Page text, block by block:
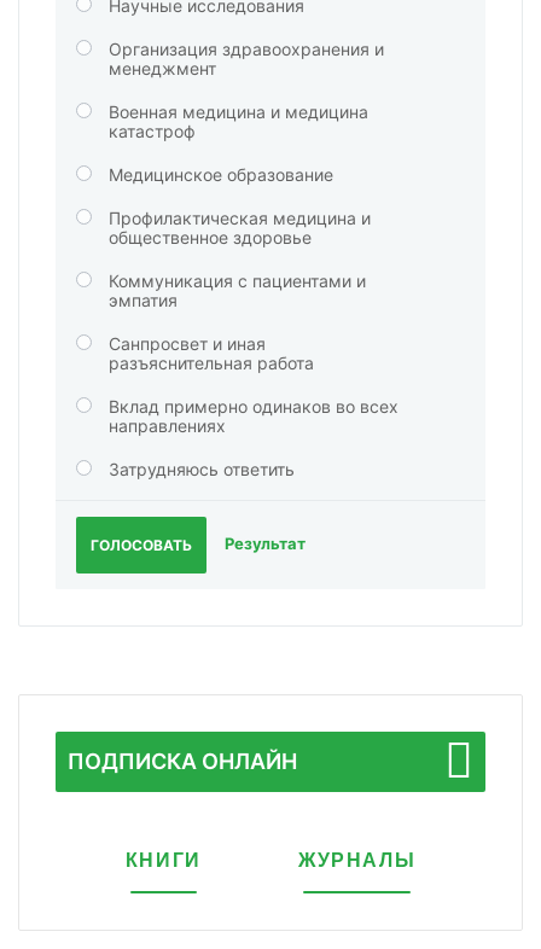
Научные исследования
Организация здравоохранения и
менеджмент
Военная медицина и медицина
катастроф
Медицинское образование
Профилактическая медицина и
общественное здоровье
Коммуникация с пациентами и
эмпатия
Санпросвет и иная
разъяснительная работа
Вклад примерно одинаков во всех
направлениях
Затрудняюсь ответить
ГОЛОСОВАТЬ Результат
ПОДПИСКА ОНЛАЙН
КНИГИ ЖУРНАЛЫ